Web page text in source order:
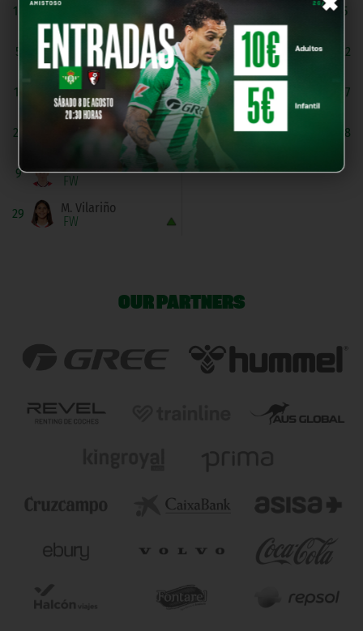
10
MID
M. Cerro
5
MID
Valero
11
FW
Azkona
23
9
FW
29
FW
M. Vilariño
5
22
Julia Aguado
17
FW
T. Cameron
18
Y. Zouhir
OUR PARTNERS